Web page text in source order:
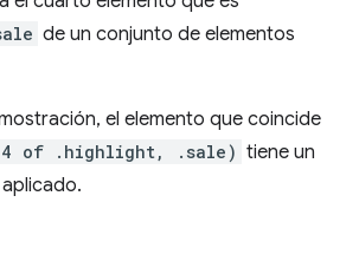
de un conjunto de elementos
el elemento que coincide
of .highlight, .sale) tiene un